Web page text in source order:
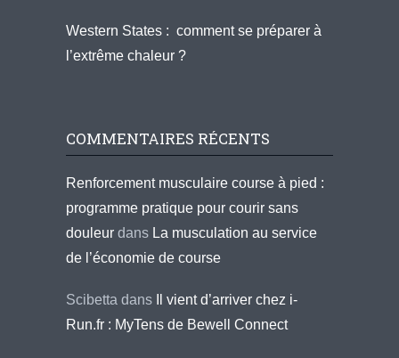
Western States : comment se préparer à
l’extrême chaleur ?
COMMENTAIRES RÉCENTS
Renforcement musculaire course à pied :
programme pratique pour courir sans
douleur dans La musculation au service
de l’économie de course
Scibetta dans
Il vient d’arriver chez i-
Run.fr : MyTens de Bewell Connect